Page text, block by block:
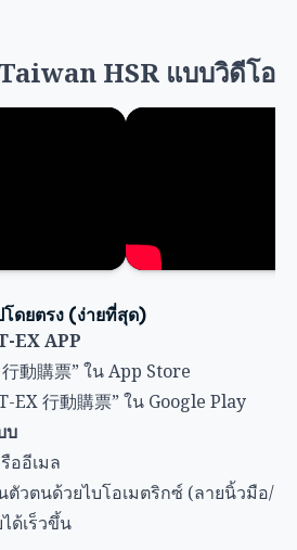
HSR แบบวิดีโอ
ดยตรง (ง่ายที่สุด)
EX APP
動購票” ใน App Store
行動購票” ใน Google Play
บ
ออีเมล
ตัวตนด้วยไบโอเมตริกซ์ (ลายนิ้วมือ/
ด้เร็วขึ้น